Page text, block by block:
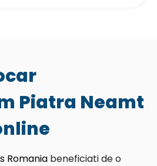
Piatra Neamt
Romania beneficiati de o